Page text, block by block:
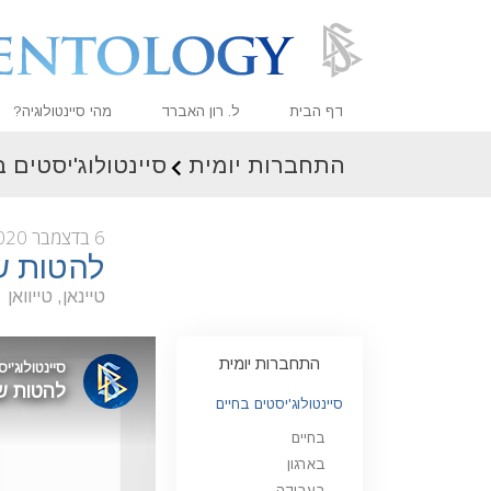
דף הבית ל. רון האברד מהי סיינטולוגיה?
אמונות ועיסוק
מה סיינטולוגים
העקרונות
מבוא לדיאנטיקה
התחברות יומית סיינטולוג'יסטים
6 בדצמבר 2020
להטות
טיינאן, טייוואן
התחברות יומית
סיינטולוג'יסטים בחיים
בחיים
בארגון